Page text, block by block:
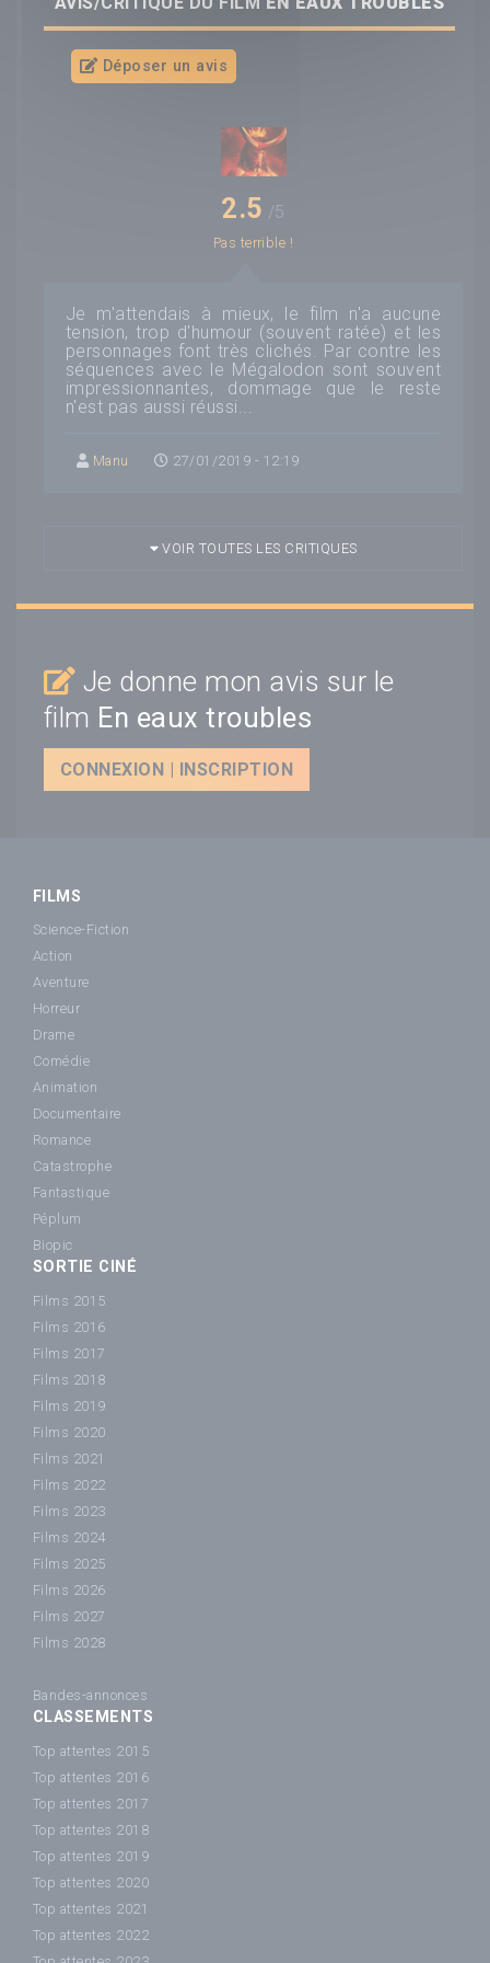
Déposer un avis
2.5 /5
Pas terrible !
Je m'attendais à mieux, le film n'a aucune
tension, trop d'humour (souvent ratée) et les
personnages font très clichés. Par contre les
séquences avec le Mégalodon sont souvent
impressionnantes, dommage que le reste
n'est pas aussi réussi...
Manu 27/01/2019 - 12:19
VOIR TOUTES LES CRITIQUES
Je donne mon avis sur le
film En eaux troubles
CONNEXION | INSCRIPTION
FILMS
Science-Fiction
Action
Aventure
Horreur
Drame
Comédie
Animation
Documentaire
Romance
Catastrophe
Fantastique
Péplum
Biopic
SORTIE CINÉ
Films 2015
Films 2016
Films 2017
Films 2018
Films 2019
Films 2020
Films 2021
Films 2022
Films 2023
Films 2024
Films 2025
Films 2026
Films 2027
Films 2028
Bandes-annonces
CLASSEMENTS
Top attentes 2015
Top attentes 2016
Top attentes 2017
Top attentes 2018
Top attentes 2019
Top attentes 2020
Top attentes 2021
Top attentes 2022